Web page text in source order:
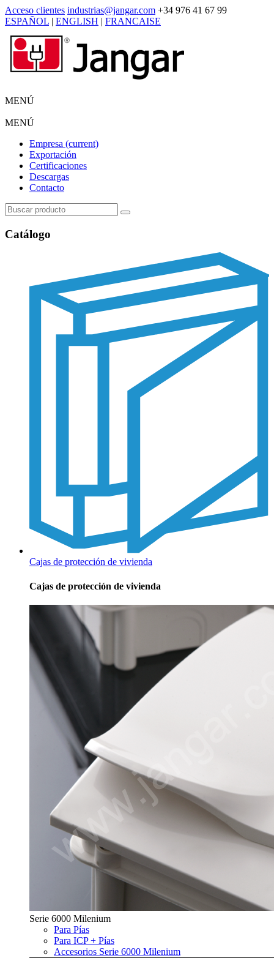
Acceso clientes industrias@jangar.com +34 976 41 67 99
ESPAÑOL | ENGLISH | FRANCAISE
MENÚ
MENÚ
Empresa (current)
Exportación
Certificaciones
Descargas
Contacto
Catálogo
Cajas de protección de vivienda
Cajas de protección de vivienda
Serie 6000 Milenium
Para Pías
Para ICP + Pías
Accesorios Serie 6000 Milenium